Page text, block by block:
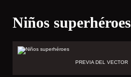
Niños superhéroes
PREVIA DEL VECTOR